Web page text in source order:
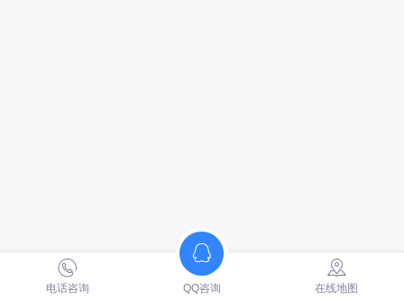
电话咨询 QQ咨询 在线地图